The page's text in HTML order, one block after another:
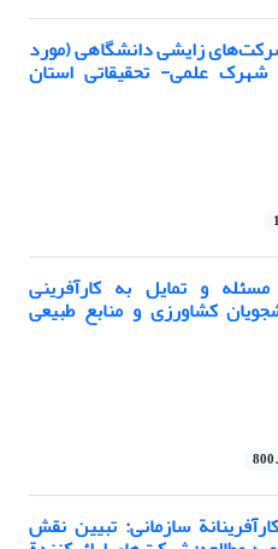
زایشی دانشگاهی (مورد
علمی- تحقیقاتی استان
و تمایل به کارآفرینی
کشاورزی و منابع طبیعی
سازمانی: تبیین نقش